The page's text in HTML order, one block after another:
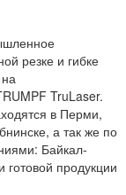
резке и гибке
TruLaser.
в Перми,
а так же по
Байкал-
продукции